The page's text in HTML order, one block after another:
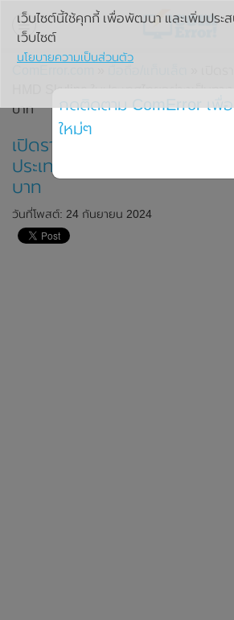
» เปิด
HMD Skyline ในประเทศไทยอย่างเป็นทา
บาท
เปิดราคาของสมาร์ทโฟน HMD
ประเทศไทยอย่างเป็นทางการแ
บาท
วันที่โพสต์: 24 กันยายน 2024
เว็บไซต์นี้ใช้คุกกี้ เพื่อพัฒนา และเพิ่มประ
เว็บไซต์
นโยบายความเป็นส่วนตัว
กดติดตาม ComError เพื่อ
ใหม่ๆ